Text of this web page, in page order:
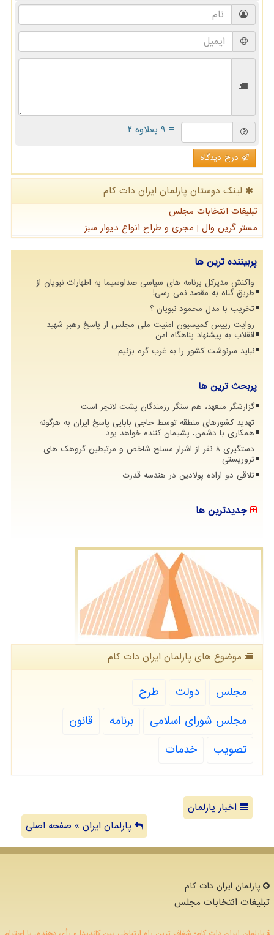
= ۹ بعلاوه ۲
درج دیدگاه
لینک دوستان پارلمان ایران دات كام
تبلیغات انتخابات مجلس
مستر گرین وال | مجری و طراح انواع دیوار سبز
پربیننده ترین ها
واکنش مدیرکل برنامه های سیاسی صداوسیما به اظهارات نبویان از
طریق گناه به مقصد نمی رسی!
تخریب با مدل محمود نبویان ؟
روایت رییس کمیسیون امنیت ملی مجلس از پاسخ رهبر شهید
انقلاب به پیشنهاد پناهگاه امن
نباید سرنوشت کشور را به غرب گره بزنیم
پربحث ترین ها
گزارشگر متعهد، هم سنگر رزمندگان پشت لانچر است
تهدید کشورهای منطقه توسط حاجی بابایی پاسخ ایران به هرگونه
همکاری با دشمن، پشیمان کننده خواهد بود
دستگیری 8 نفر از اشرار مسلح شاخص و مرتبطین گروهک های
تروریستی
تلاقی دو اراده پولادین در هندسه قدرت
جدیدترین ها
موضوع های پارلمان ایران دات كام
مجلس دولت
طرح
مجلس شورای اسلامی
برنامه
قانون
تصویب
خدمات
اخبار پارلمان
پارلمان ایران » صفحه اصلی
پارلمان ایران دات كام
تبلیغات انتخابات مجلس